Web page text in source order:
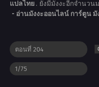
แปลไทย . ยังมีมังงะอีกจำนวน
- อ่านมังงะออนไลน์ การ์ตูน มั